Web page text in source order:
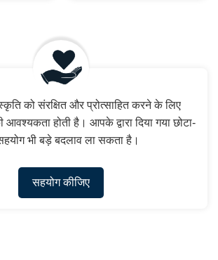
को संरक्षित और प्रोत्साहित करने के लिए
होती है। आपके द्वारा दिया गया छोटा-
भी बड़े बदलाव ला सकता है।
सहयोग कीजिए